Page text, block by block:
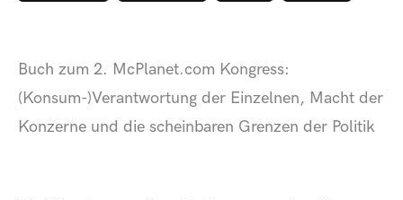
Buch zum 2. McPlanet.com Kongress:
(Konsum-)Verantwortung der Einzelnen, Macht der
Konzerne und die scheinbaren Grenzen der Politik